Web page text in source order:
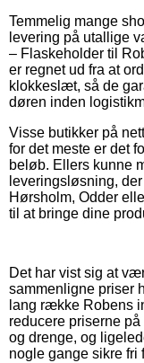
Temmelig mange
levering på utallige
– Flaskeholder til
er regnet ud fra at
klokkeslæt, så de
døren inden
Visse butikker på
for det meste er det
beløb. Ellers kunne
leveringsløsning,
Hørsholm, Odder
til at bringe dine
Det har vist sig at
sammenligne priser
lang række Robens
reducere priserne
og drenge, og
nogle gange sikre fri